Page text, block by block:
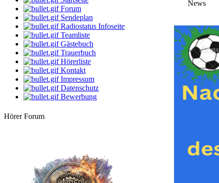
dersachse
Volksmusik & Schlager
16:00 Uhr
StarClub
Country Time
18:00 Uhr
Küstenkind
bunte Musikbox
Forum
Sendeplan
Radiostatus Infoseite
Teamliste
Gästebuch
Trauerbuch
Hörerliste
Kontakt
Impressum
Datenschutz
Bewerbung
Hörer Forum
News